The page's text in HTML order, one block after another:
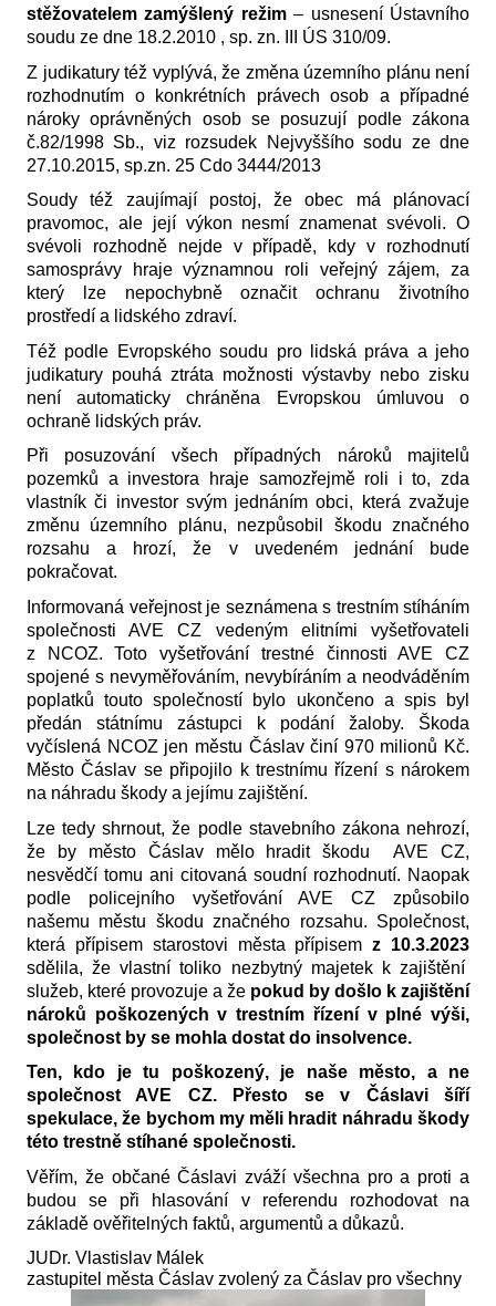
stěžovatelem zamýšlený režim– usnesení Ústavního
soudu ze dne 18.2.2010 , sp. zn. III ÚS 310/09.
Z judikatury též vyplývá, že změna územního plánu není
rozhodnutím o konkrétních právech osob a případné
nároky oprávněných osob se posuzují podle zákona
č.82/1998 Sb., viz rozsudek Nejvyššího sodu ze dne
27.10.2015, sp.zn. 25 Cdo 3444/2013
Soudy též zaujímají postoj, že obec má plánovací
pravomoc, ale její výkon nesmí znamenat svévoli. O
svévoli rozhodně nejde v případě, kdy v rozhodnutí
samosprávy hraje významnou roli veřejný zájem, za
který lze nepochybně označit ochranu životního
prostředí a lidského zdraví.
Též podle Evropského soudu pro lidská práva a jeho
judikatury pouhá ztráta možnosti výstavby nebo zisku
není automaticky chráněna Evropskou úmluvou o
ochraně lidských práv.
Při posuzování všech případných nároků majitelů
pozemků a investora hraje samozřejmě roli i to, zda
vlastník či investor svým jednáním obci, která zvažuje
změnu územního plánu, nezpůsobil škodu značného
rozsahu a hrozí, že v uvedeném jednání bude
pokračovat.
Informovaná veřejnost je seznámena s trestním stíháním
společnosti AVE CZ vedeným elitními vyšetřovateli
z NCOZ. Toto vyšetřování trestné činnosti AVE CZ
spojené s nevyměřováním, nevybíráním a neodváděním
poplatků touto společností bylo ukončeno a spis byl
předán státnímu zástupci k podání žaloby. Škoda
vyčíslená NCOZ jen městu Čáslav činí 970 milionů Kč.
Město Čáslav se připojilo k trestnímu řízení s nárokem
na náhradu škody a jejímu zajištění.
Lze tedy shrnout, že podle stavebního zákona nehrozí,
že by město Čáslav mělo hradit škodu AVE CZ,
nesvědčí tomu ani citovaná soudní rozhodnutí. Naopak
podle policejního vyšetřování AVE CZ způsobilo
našemu městu škodu značného rozsahu. Společnost,
která přípisem starostovi města přípisemz 10.3.2023
sdělila, že vlastní toliko nezbytný majetek k zajištění
služeb, které provozuje a že pokud by došlo k zajištění
nároků poškozených v trestním řízení v plné výši,
společnost by se mohla dostat do insolvence.
Ten, kdo je tu poškozený, je naše město, a ne
společnost AVE CZ. Přesto se v Čáslavi šíří
spekulace, že bychom my měli hradit náhradu škody
této trestně stíhané společnosti.
Věřím, že občané Čáslavi zváží všechna pro a proti a
budou se při hlasování v referendu rozhodovat na
základě ověřitelných faktů, argumentů a důkazů.
JUDr. Vlastislav Málek
zastupitel města Čáslav zvolený za Čáslav pro všechny